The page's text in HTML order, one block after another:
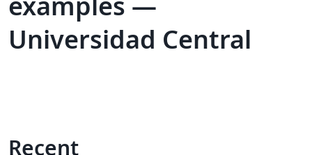
Universidad Central
Recent